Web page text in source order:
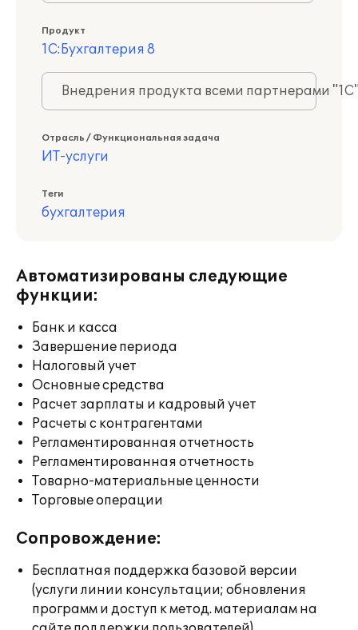
Продукт
1С:Бухгалтерия 8
Внедрения продукта всеми партнерами
Отрасль / Функциональная задача
ИТ-услуги
Теги
бухгалтерия
Автоматизированы следующие
функции:
Банк и касса
Завершение периода
Налоговый учет
Основные средства
Расчет зарплаты и кадровый учет
Расчеты с контрагентами
Регламентированная отчетность
Регламентированная отчетность
Товарно-материальные ценности
Торговые операции
Сопровождение:
Бесплатная поддержка базовой версии
(услуги линии консультации; обновления
программ и доступ к метод. материалам на